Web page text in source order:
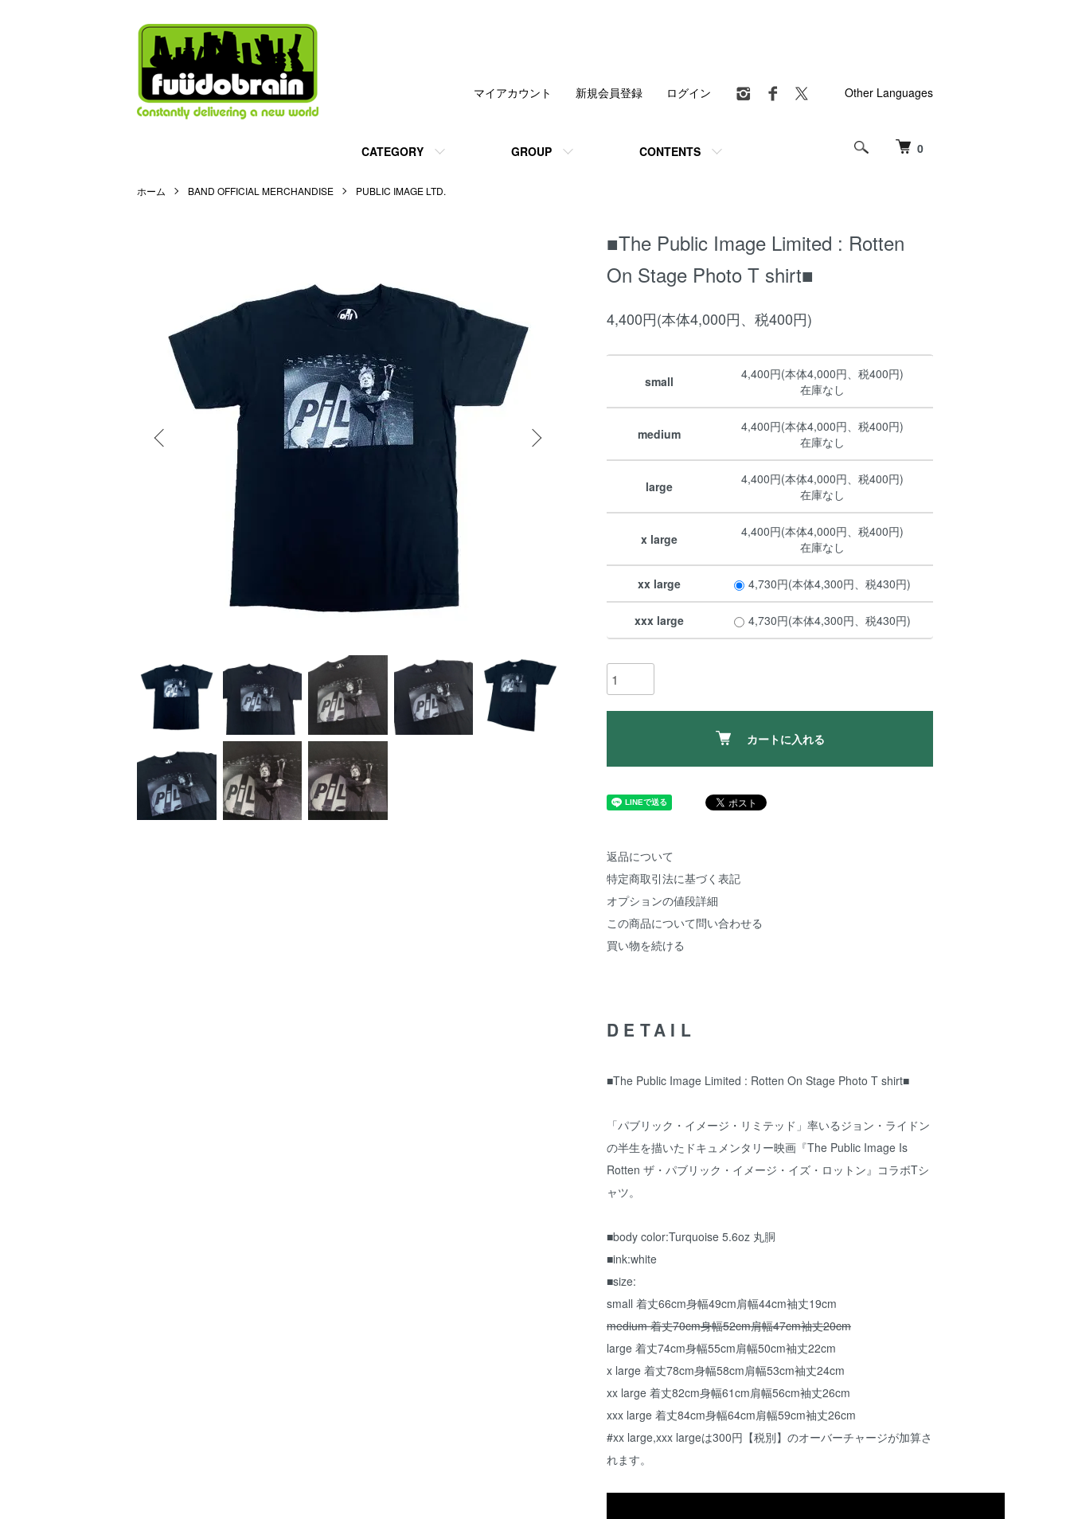
0
CATEGORY GROUP CONTENTS
マイアカウント 新規会員登録 ログイン Other Languages
ホーム BAND OFFICIAL MERCHANDISE PUBLIC IMAGE LTD.
■The Public Image Limited : Rotten
On Stage Photo T shirt■
4,400円(本体4,000円、税400円)
small
4,400円(本体4,000円、税400円)
在庫なし
medium
4,400円(本体4,000円、税400円)
在庫なし
large
4,400円(本体4,000円、税400円)
在庫なし
x large
4,400円(本体4,000円、税400円)
在庫なし
xx large 4,730円(本体4,300円、税430円)
xxx large 4,730円(本体4,300円、税430円)
カートに入れる
返品について
特定商取引法に基づく表記
オプションの値段詳細
この商品について問い合わせる
買い物を続ける
DETAIL
■The Public Image Limited : Rotten On Stage Photo T shirt■
「パブリック・イメージ・リミテッド」率いるジョン・ライドン
の半生を描いたドキュメンタリー映画『The Public Image Is
Rotten ザ・パブリック・イメージ・イズ・ロットン』コラボTシ
ャツ。
■body color:Turquoise 5.6oz 丸胴
■ink:white
■size:
small 着丈66cm身幅49cm肩幅44cm袖丈19cm
medium 着丈70cm身幅52cm肩幅47cm袖丈20cm
large 着丈74cm身幅55cm肩幅50cm袖丈22cm
x large 着丈78cm身幅58cm肩幅53cm袖丈24cm
xx large 着丈82cm身幅61cm肩幅56cm袖丈26cm
xxx large 着丈84cm身幅64cm肩幅59cm袖丈26cm
#xx large,xxx largeは300円【税別】のオーバーチャージが加算さ
れます。